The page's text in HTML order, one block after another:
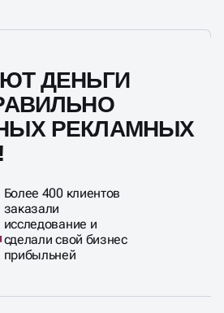
ДЕНЬГИ
РЕКЛАМНЫХ
Более 400 клиентов
заказали
исследование и
сделали свой бизнес
прибыльней